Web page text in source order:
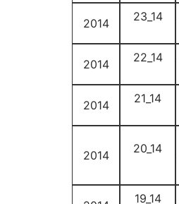
2014 23_14
2014 22_14
2014 21_14
2014 20_14
19_14